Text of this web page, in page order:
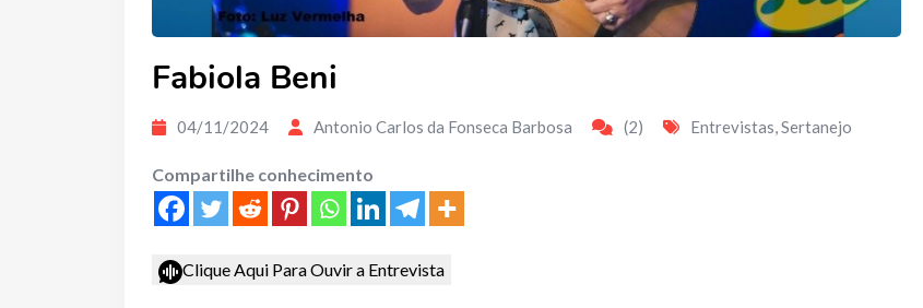
Fabiola Beni
04/11/2024 Antonio Carlos da Fonseca Barbosa (2) Entrevistas,Sertanejo
Compartilhe conhecimento
Clique Aqui Para Ouvir a Entrevista